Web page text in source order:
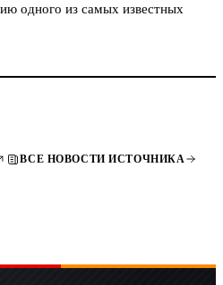
одного из самых известных
ВСЕ НОВОСТИ ИСТОЧНИКА